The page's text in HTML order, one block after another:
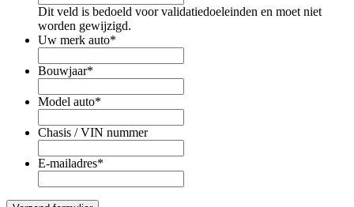
Dit veld is bedoeld voor validatiedoeleinden en moet niet
worden gewijzigd.
Uw merk auto*
Bouwjaar*
Model auto*
Chasis / VIN nummer
E-mailadres*